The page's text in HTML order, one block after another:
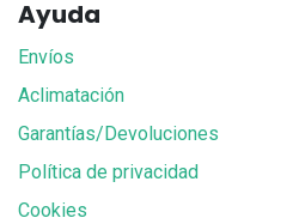
Ayuda
Envíos
Aclimatación
Garantías/Devoluciones
Política de privacidad
Cookies